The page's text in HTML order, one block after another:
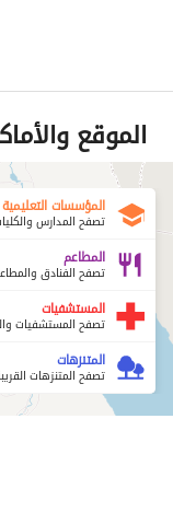
الموقع
المؤسسات التعليمية
تصفح المدارس
المطاعم
تصفح الفنادق
المستشفيات
تصفح المستشفيات
المتنزهات
تصفح المتنزهات